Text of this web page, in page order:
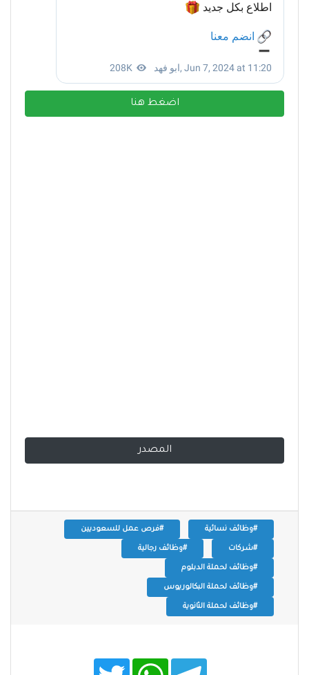
اضغط هنا
المصدر
#وظائف نسائية #فرص عمل للسعوديين
#شركات #وظائف رجالية
#وظائف لحملة الدبلوم
#وظائف لحملة البكالوريوس
#وظائف لحملة الثانوية
T
W
T